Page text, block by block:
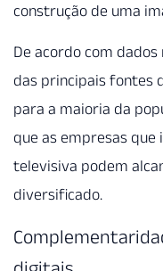
construção de uma
De acordo com
das principais fontes
para a maioria da
que as empresas
televisiva podem
diversificado.